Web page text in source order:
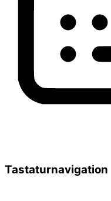
Tastaturnavigation